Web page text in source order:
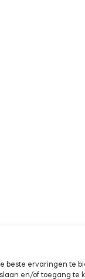
beste ervaringen te
en/of toegang te